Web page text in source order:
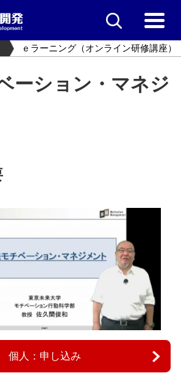
ｅラーニング（オンライン研修講座）
ーション・マネジ
個人：申し込み